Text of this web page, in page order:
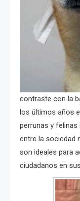
contraste con la
los últimos años
perrunas y
entre la sociedad
son ideales para
ciudadanos en